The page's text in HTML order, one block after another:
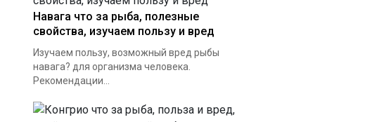
Навага что за рыба, полезные
свойства, изучаем пользу и вред
Изучаем пользу, возможный вред рыбы
навага? для организма человека.
Рекомендации...